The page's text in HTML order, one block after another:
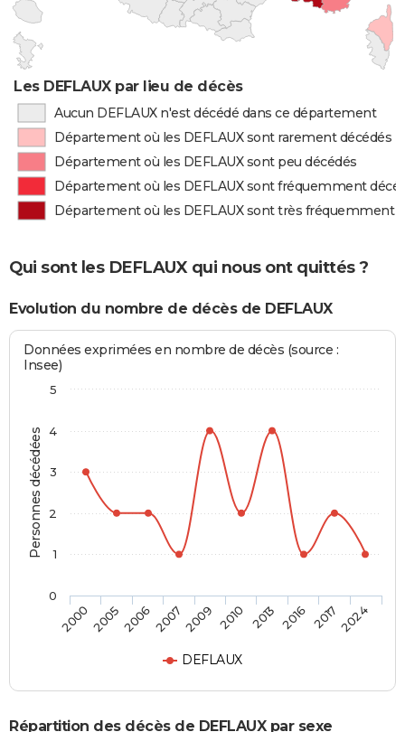
Les DEFLAUX par lieu de décès
Aucun DEFLAUX n'est décédé dans ce département
Département où les DEFLAUX sont rarement décédés
Département où les DEFLAUX sont peu décédés
Département où les DEFLAUX sont fréquemment
Département où les DEFLAUX sont très fréquemment
Qui sont les DEFLAUX qui nous ont quittés ?
Evolution du nombre de décès de DEFLAUX
Personnes décédées
Données exprimées en nombre de décès (source :
Insee)
DEFLAUX
20002005200620072009 2010 2013 2016 20172024
0
1
2
3
4
5
Répartition des décès de DEFLAUX par sexe